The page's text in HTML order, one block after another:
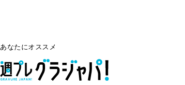
あなたにオススメ